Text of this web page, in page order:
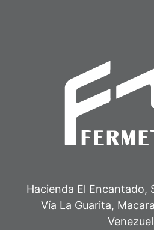
Hacienda El Encantado,
Vía La Guarita,